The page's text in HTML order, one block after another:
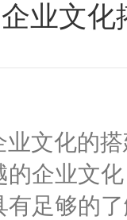
业文化
文化的
企业文
有足够的